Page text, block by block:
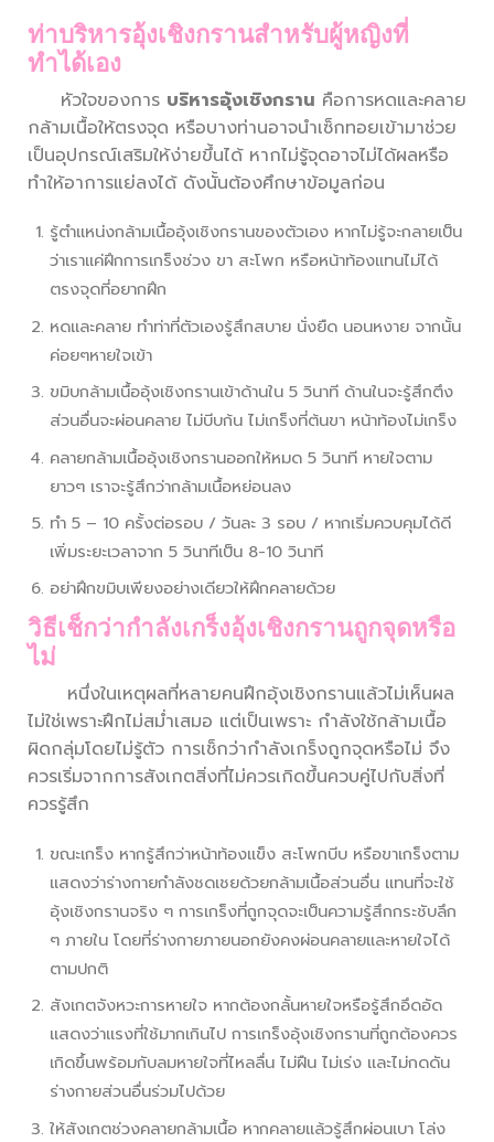
ท่าบริหารอุ้งเชิงกรานสำหรับผู้หญิงที่
ทำได้เอง
หัวใจของการ บริหารอุ้งเชิงกราน คือการหดและคลาย
กล้ามเนื้อให้ตรงจุด หรือบางท่านอาจนำเซ็กทอยเข้ามาช่วย
เป็นอุปกรณ์เสริมให้ง่ายขึ้นได้ หากไม่รู้จุดอาจไม่ได้ผลหรือ
ทำให้อาการแย่ลงได้ ดังนั้นต้องศึกษาข้อมูลก่อน
รู้ตำแหน่งกล้ามเนื้ออุ้งเชิงกรานของตัวเอง หากไม่รู้จะกลายเป็น
ว่าเราแค่ฝึกการเกร็งช่วง ขา สะโพก หรือหน้าท้องแทนไม่ได้
ตรงจุดที่อยากฝึก
หดและคลาย ทำท่าที่ตัวเองรู้สึกสบาย นั่งยืด นอนหงาย จากนั้น
ค่อยๆหายใจเข้า
ขมิบกล้ามเนื้ออุ้งเชิงกรานเข้าด้านใน 5 วินาที ด้านในจะรู้สึกตึง
ส่วนอื่นจะผ่อนคลาย ไม่บีบก้น ไม่เกร็งที่ต้นขา หน้าท้องไม่เกร็ง
คลายกล้ามเนื้ออุ้งเชิงกรานออกให้หมด 5 วินาที หายใจตาม
ยาวๆ เราจะรู้สึกว่ากล้ามเนื้อหย่อนลง
ทำ 5 – 10 ครั้งต่อรอบ / วันละ 3 รอบ / หากเริ่มควบคุมได้ดี
เพิ่มระยะเวลาจาก 5 วินาทีเป็น 8-10 วินาที
อย่าฝึกขมิบเพียงอย่างเดียวให้ฝึกคลายด้วย
วิธีเช็กว่ากำลังเกร็งอุ้งเชิงกรานถูกจุดหรือ
ไม่
หนึ่งในเหตุผลที่หลายคนฝึกอุ้งเชิงกรานแล้วไม่เห็นผล
ไม่ใช่เพราะฝึกไม่สม่ำเสมอ แต่เป็นเพราะ กำลังใช้กล้ามเนื้อ
ผิดกลุ่มโดยไม่รู้ตัว การเช็กว่ากำลังเกร็งถูกจุดหรือไม่ จึง
ควรเริ่มจากการสังเกตสิ่งที่ไม่ควรเกิดขึ้นควบคู่ไปกับสิ่งที่
ควรรู้สึก
ขณะเกร็ง หากรู้สึกว่าหน้าท้องแข็ง สะโพกบีบ หรือขาเกร็งตาม
แสดงว่าร่างกายกำลังชดเชยด้วยกล้ามเนื้อส่วนอื่น แทนที่จะใช้
อุ้งเชิงกรานจริง ๆ การเกร็งที่ถูกจุดจะเป็นความรู้สึกกระชับลึก
ๆ ภายใน โดยที่ร่างกายภายนอกยังคงผ่อนคลายและหายใจได้
ตามปกติ
สังเกตจังหวะการหายใจ หากต้องกลั้นหายใจหรือรู้สึกอึดอัด
แสดงว่าแรงที่ใช้มากเกินไป การเกร็งอุ้งเชิงกรานที่ถูกต้องควร
เกิดขึ้นพร้อมกับลมหายใจที่ไหลลื่น ไม่ฝืน ไม่เร่ง และไม่กดดัน
ร่างกายส่วนอื่นร่วมไปด้วย
ให้สังเกตช่วงคลายกล้ามเนื้อ หากคลายแล้วรู้สึกผ่อนเบา โล่ง